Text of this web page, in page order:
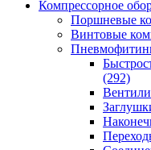
Компрессорное
Поршневые
Винтовые
(292)